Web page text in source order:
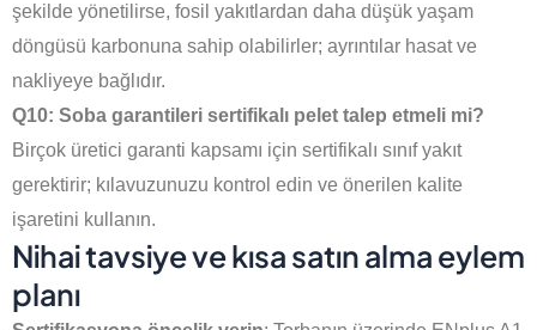
şekilde yönetilirse, fosil yakıtlardan daha düşük yaşam
döngüsü karbonuna sahip olabilirler; ayrıntılar hasat ve
nakliyeye bağlıdır.
Q10: Soba garantileri sertifikalı pelet talep etmeli mi?
Birçok üretici garanti kapsamı için sertifikalı sınıf yakıt
gerektirir; kılavuzunuzu kontrol edin ve önerilen kalite
işaretini kullanın.
Nihai tavsiye ve kısa satın alma eylem
planı